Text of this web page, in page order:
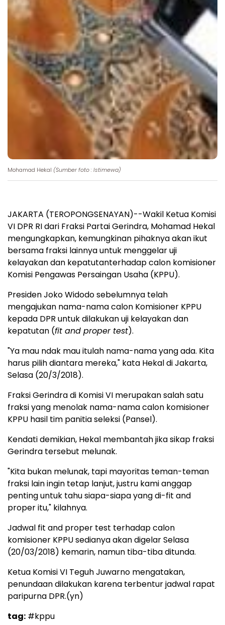
Mohamad Hekal (Sumber foto : Istimewa)
JAKARTA (TEROPONGSENAYAN)--Wakil Ketua Komisi
VI DPR RI dari Fraksi Partai Gerindra, Mohamad Hekal
mengungkapkan, kemungkinan pihaknya akan ikut
bersama fraksi lainnya untuk menggelar uji
kelayakan dan kepatutanterhadap calon komisioner
Komisi Pengawas Persaingan Usaha (KPPU).
Presiden Joko Widodo sebelumnya telah
mengajukan nama-nama calon Komisioner KPPU
kepada DPR untuk dilakukan uji kelayakan dan
kepatutan (fit and proper test).
"Ya mau ndak mau itulah nama-nama yang ada. Kita
harus pilih diantara mereka," kata Hekal di Jakarta,
Selasa (20/3/2018).
Fraksi Gerindra di Komisi VI merupakan salah satu
fraksi yang menolak nama-nama calon komisioner
KPPU hasil tim panitia seleksi (Pansel).
Kendati demikian, Hekal membantah jika sikap fraksi
Gerindra tersebut melunak.
"Kita bukan melunak, tapi mayoritas teman-teman
fraksi lain ingin tetap lanjut, justru kami anggap
penting untuk tahu siapa-siapa yang di-fit and
proper itu," kilahnya.
Jadwal fit and proper test terhadap calon
komisioner KPPU sedianya akan digelar Selasa
(20/03/2018) kemarin, namun tiba-tiba ditunda.
Ketua Komisi VI Teguh Juwarno mengatakan,
penundaan dilakukan karena terbentur jadwal rapat
paripurna DPR.(yn)
tag: #kppu